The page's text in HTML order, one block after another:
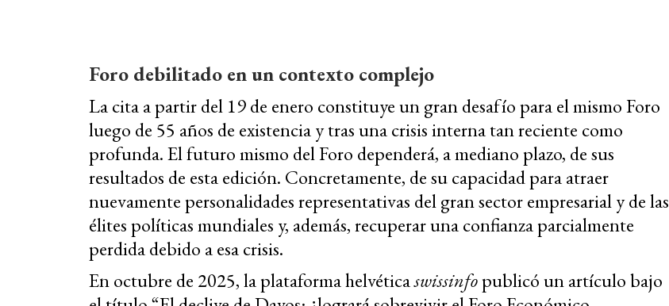
Foro debilitado en un contexto complejo
La cita a partir del 19 de enero constituye un gran desafío para el mismo Foro
luego de 55 años de existencia y tras una crisis interna tan reciente como
profunda. El futuro mismo del Foro dependerá, a mediano plazo, de sus
resultados de esta edición. Concretamente, de su capacidad para atraer
nuevamente personalidades representativas del gran sector empresarial y de las
élites políticas mundiales y, además, recuperar una confianza parcialmente
perdida debido a esa crisis.
En octubre de 2025, la plataforma helvéticaswissinfopublicó un artículo bajo